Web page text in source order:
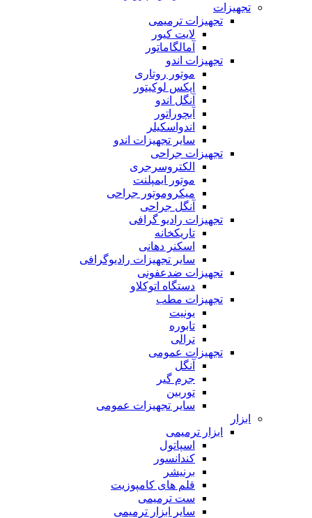
تجهیزات
تجهیزات ترمیمی
لایت کیور
آمالگاماتور
تجهیزات اندو
موتور روتاری
اپکس لوکیتور
آنگل اندو
آبچوراتور
اندواسکیلر
سایر تجهیزات اندو
تجهیزات جراحی
الکتروسرجری
موتور ایمپلنت
میکروموتور جراحی
آنگل جراحی
تجهیزات رادیو گرافی
تاریکخانه
اسکنر دهانی
سایر تجهیزات رادیوگرافی
تجهیزات ضدعفونی
دستگاه اتوکلاو
تجهیزات مطب
یونیت
تابوره
ترالی
تجهیزات عمومی
آنگل
جرم گیر
توربین
سایر تجهیزات عمومی
ابزار
ابزار ترمیمی
اسپاتول
کندانسور
برنیشر
قلم های کامپوزیت
ست ترمیمی
سایر ابزار ترمیمی